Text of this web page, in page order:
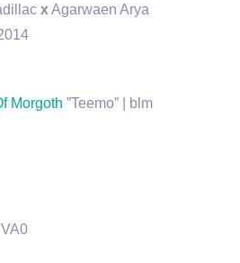
xAgarwaen Arya
Morgoth ”Teemo” | blm